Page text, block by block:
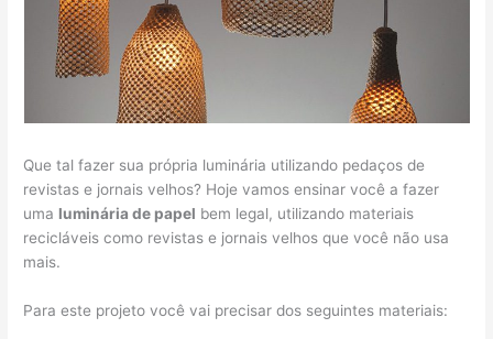
Que tal fazer sua própria luminária utilizando pedaços de
revistas e jornais velhos? Hoje vamos ensinar você a fazer
uma luminária de papel bem legal, utilizando materiais
recicláveis como revistas e jornais velhos que você não usa
mais.
Para este projeto você vai precisar dos seguintes materiais: